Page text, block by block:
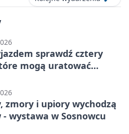
sprawdź cztery
mogą uratować
zmory i upiory wychodzą
wystawa w Sosnowcu